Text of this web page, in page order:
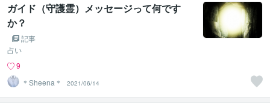
ガイド（守護霊）メッセージって何です
か？
記事
占い
9
＊Sheena＊
2021/06/14